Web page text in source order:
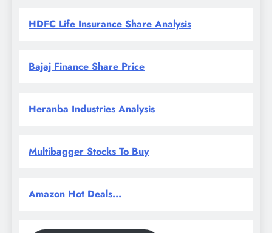
HDFC Life Insurance Share Analysis
Bajaj Finance Share Price
Heranba Industries Analysis
Multibagger Stocks To Buy
Amazon Hot Deals...